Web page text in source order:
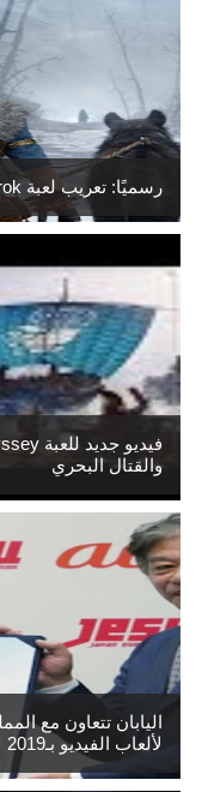
رسميًا: تعريب لعبة God Of War Ragnarok!
والقتال البحري
اليابان تتعاون مع
لألعاب الفيديو بـ2019